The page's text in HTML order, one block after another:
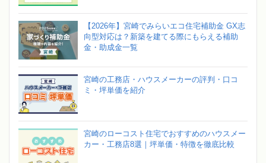
【2026年】宮崎でみらいエコ住宅補助金 GX志
向型対応は？新築を建てる際にもらえる補助
金・助成金一覧
宮崎の工務店・ハウスメーカーの評判・口コ
ミ・坪単価を紹介
宮崎のローコスト住宅でおすすめのハウスメー
カー・工務店8選｜坪単価・特徴を徹底比較